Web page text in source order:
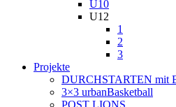
U10
U12
1
2
3
Projekte
DURCHSTARTEN mit
3×3 urbanBasketball
POST LIONS